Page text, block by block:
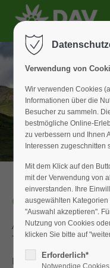
Der Eintrag
Der Eintrag
Der Eintrag
Ab sofort steht in der
Trainingsmöglichkeit
Das Campusboard,
Verwendung von
Wir verwenden Cookies
Informationen über die
Besucher zu sammeln.
bestmögliche Online-
zu verbessern und Ihnen
Interessen zugeschnitten
Mit dem Klick auf den
mit der Verwendung von
einverstanden. Ihre
ausgewählten
"Auswahl akzeptieren".
Nutzung von Cookies
klicken Sie bitte auf
Erforderlich*
Notwendige